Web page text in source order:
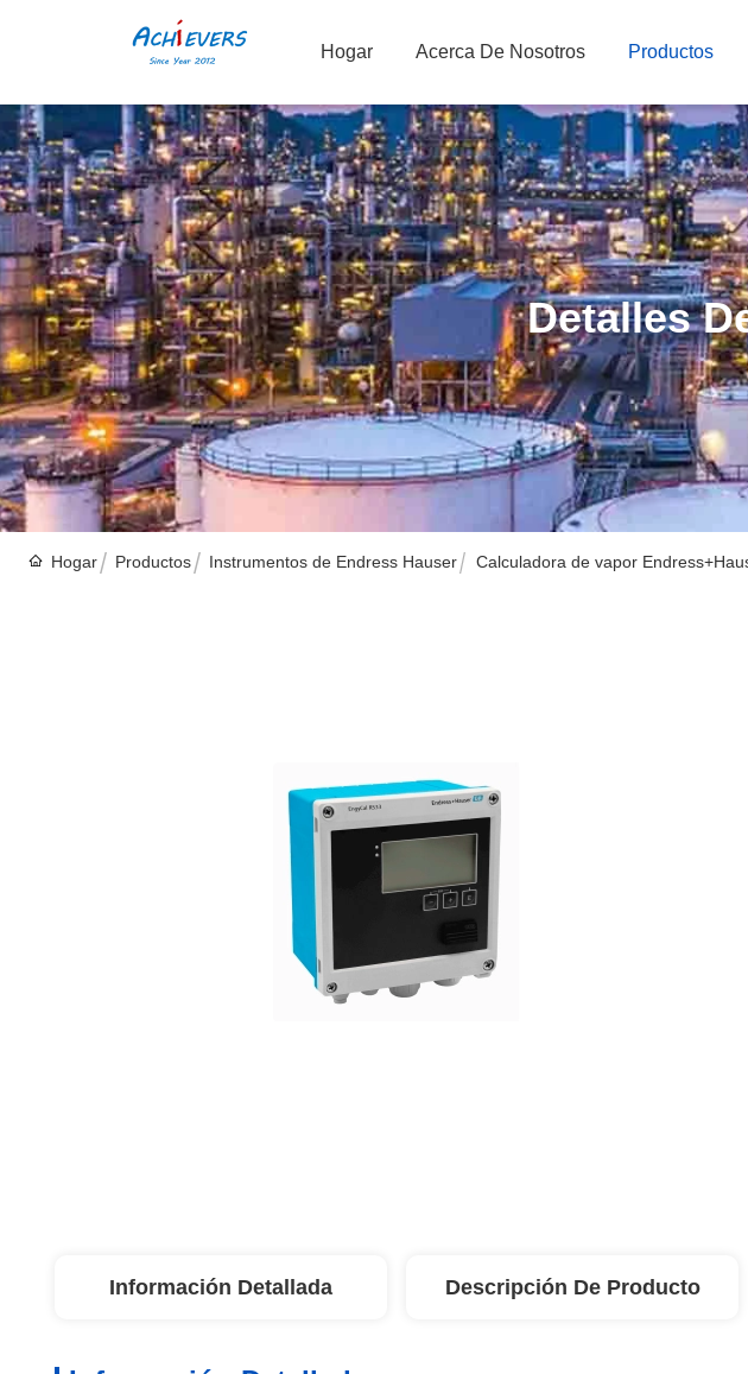
Hogar Acerca De Nosotros Productos
Detalles
Hogar Productos Instrumentos de Endress Hauser Calculadora de vapor
Información Detallada Descripción De Producto